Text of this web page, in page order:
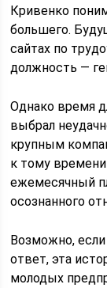
Кривенко
большего.
сайтах по
должность —
Однако время
выбрал
крупным
к тому времени
ежемесячный
осознанного
Возможно,
ответ, эта
молодых